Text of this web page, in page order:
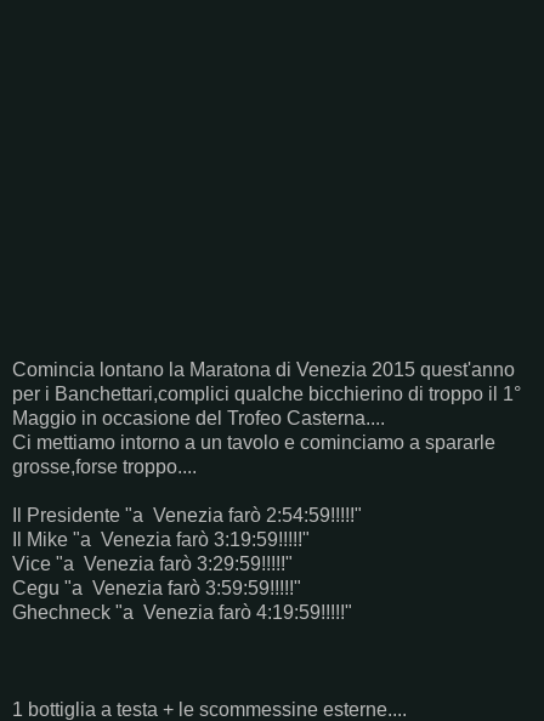
Comincia lontano la Maratona di Venezia 2015 quest'anno
per i Banchettari,complici qualche bicchierino di troppo il 1°
Maggio in occasione del Trofeo Casterna....
Ci mettiamo intorno a un tavolo e cominciamo a spararle
grosse,forse troppo....
Il Presidente "a Venezia farò 2:54:59!!!!!"
Il Mike "a Venezia farò 3:19:59!!!!!"
Vice "a Venezia farò 3:29:59!!!!!"
Cegu "a Venezia farò 3:59:59!!!!!"
Ghechneck "a Venezia farò 4:19:59!!!!!"
1 bottiglia a testa + le scommessine esterne....